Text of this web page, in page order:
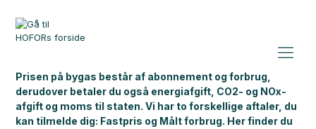
Prisen på bygas består af abonnement og forbrug,
derudover betaler du også energiafgift, CO2- og NOx-
afgift og moms til staten. Vi har to forskellige aftaler, du
kan tilmelde dig: Fastpris og Målt forbrug. Her finder du